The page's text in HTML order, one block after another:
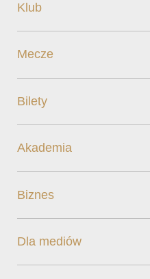
Klub
Mecze
Bilety
Akademia
Biznes
Dla mediów